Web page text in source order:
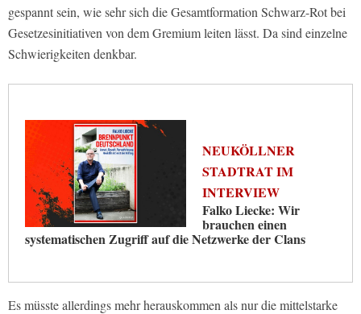
gespannt sein, wie sehr sich die Gesamtformation Schwarz-Rot bei
Gesetzesinitiativen von dem Gremium leiten lässt. Da sind einzelne
Schwierigkeiten denkbar.
NEUKÖLLNER
STADTRAT IM
INTERVIEW
Falko Liecke: Wir
brauchen einen
systematischen Zugriff auf die Netzwerke der Clans
Es müsste allerdings mehr herauskommen als nur die mittelstarke